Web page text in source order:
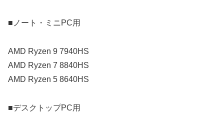
■ノート・ミニPC用
AMD Ryzen 9 7940HS
AMD Ryzen 7 8840HS
AMD Ryzen 5 8640HS
■デスクトップPC用